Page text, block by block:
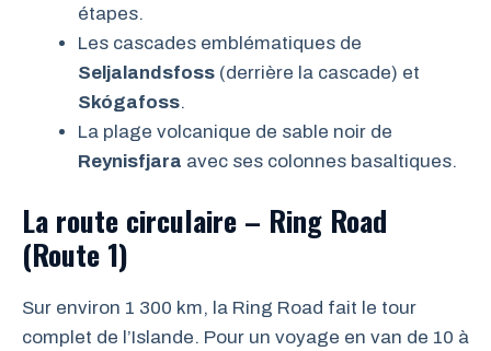
étapes.
Les cascades emblématiques de
Seljalandsfoss (derrière la cascade) et
Skógafoss.
La plage volcanique de sable noir de
Reynisfjara avec ses colonnes basaltiques.
La route circulaire – Ring Road
(Route 1)
Sur environ 1 300 km, la Ring Road fait le tour
complet de l’Islande. Pour un voyage en van de 10 à